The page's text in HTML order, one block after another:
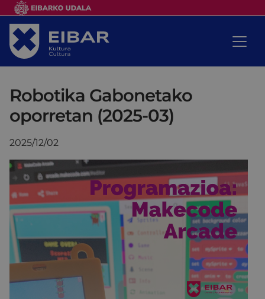
Robotika Gabonetako
oporretan (2025-03)
2025/12/02